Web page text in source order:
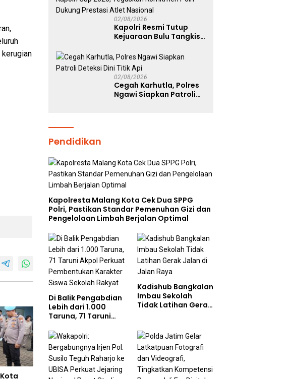
02/08/2026
Kapolri Resmi Tutup
Kejuaraan Bulu Tangkis
Tegaskan Komitmen
Polri Dukung Prestasi
Atlet Nasional
02/08/2026
Cegah Karhutla, Polres
Ngawi Siapkan Patroli
Pendidikan
Kapolresta Malang Kota Cek Dua SPPG
Polri, Pastikan Standar Pemenuhan Gizi dan
Pengelolaan Limbah Berjalan Optimal
Di Balik Pengabdian
Lebih dari 1.000
Taruna, 71 Taruni
Pembentukan
Karakter Siswa
Sekolah Rakyat
Kadishub Bangkalan
Imbau Sekolah
Tidak Latihan Gerak